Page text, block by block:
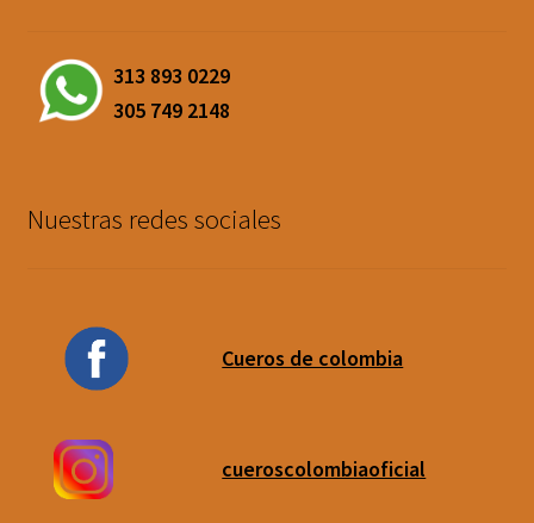
313 893 0229
305 749 2148
Nuestras redes sociales
Cueros de colombia
cueroscolombiaoficial